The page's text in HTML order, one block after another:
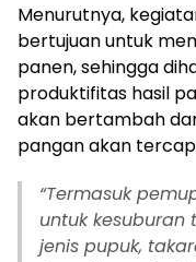
Menurutnya,
bertujuan untuk
panen, sehingga
produktifitas hasil
akan bertambah
pangan akan
“Termasuk
untuk
jenis pupuk,